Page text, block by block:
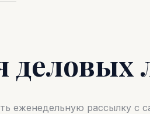
деловых
еженедельную рассылку с